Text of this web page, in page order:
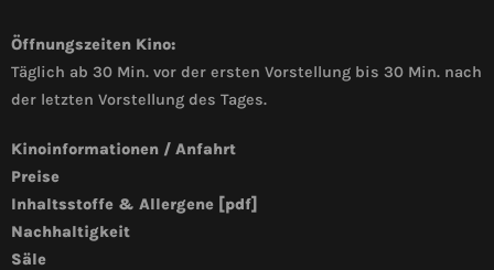
Öffnungszeiten Kino:
Täglich ab 30 Min. vor der ersten Vorstellung bis 30 Min. nach
der letzten Vorstellung des Tages.
Kinoinformationen / Anfahrt
Preise
Inhaltsstoffe & Allergene [pdf]
Nachhaltigkeit
Säle